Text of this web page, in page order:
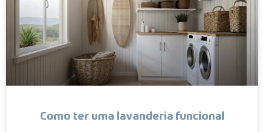
Como ter uma lavanderia funcional